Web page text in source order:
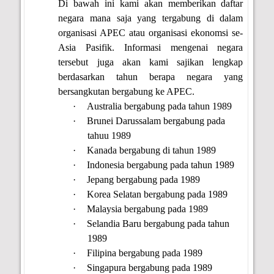
Di bawah ini kami akan memberikan daftar
negara mana saja yang tergabung di dalam
organisasi APEC atau organisasi ekonomsi se-
Asia Pasifik. Informasi mengenai negara
tersebut juga akan kami sajikan lengkap
berdasarkan tahun berapa negara yang
bersangkutan bergabung ke APEC.
·
Australia bergabung pada tahun 1989
·
Brunei Darussalam bergabung pada
tahuu 1989
·
Kanada bergabung di tahun 1989
·
Indonesia bergabung pada tahun 1989
·
Jepang bergabung pada 1989
·
Korea Selatan bergabung pada 1989
·
Malaysia bergabung pada 1989
·
Selandia Baru bergabung pada tahun
1989
·
Filipina bergabung pada 1989
·
Singapura bergabung pada 1989